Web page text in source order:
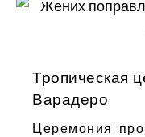
Тропическая
Варадеро
Церемония